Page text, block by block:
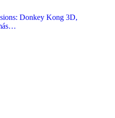
Donkey Kong 3D,